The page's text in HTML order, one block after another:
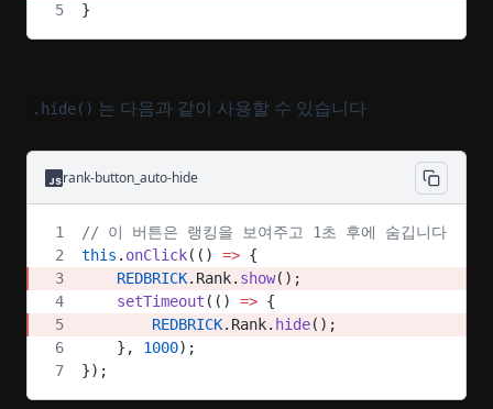
}
.hide() 는 다음과 같이 사용할 수 있습니다
rank-button_auto-hide
// 이 버튼은 랭킹을 보여주고 1초 후에 숨깁니다
this . onClick(() => {
    REDBRICK
.Rank. show();
    setTimeout
(() => {
        REDBRICK
.Rank. hide();
    },
1000);
});